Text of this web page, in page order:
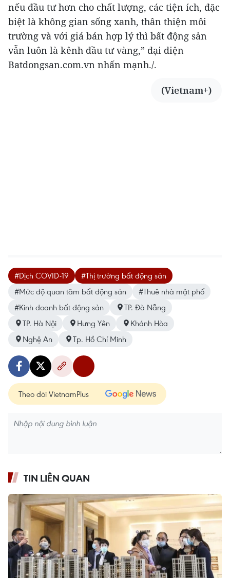
nếu đầu tư hơn cho chất lượng, các tiện ích, đặc
biệt là không gian sống xanh, thân thiện môi
trường và với giá bán hợp lý thì bất động sản
vẫn luôn là kênh đầu tư vàng,” đại diện
Batdongsan.com.vn nhấn mạnh./.
(Vietnam+)
#Dịch COVID-19
#Thị trường bất động sản
#Mức độ quan tâm bất động sản
#Thuê nhà mặt phố
#Kinh doanh bất động sản
TP. Đà Nẵng
TP. Hà Nội
Hưng Yên
Khánh Hòa
Nghệ An
Tp. Hồ Chí Minh
Theo dõi VietnamPlus
TIN LIÊN QUAN